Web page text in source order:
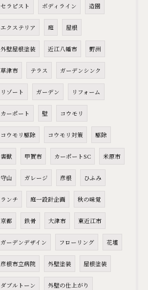
セラピスト ボディライン 造園
エクステリア 庭 屋根
外壁屋根塗装 近江八幡市 野洲
草津市 テラス ガーデンシンク
リゾート ガーデン リフォーム
カーポート 壁 コウモリ
コウモリ駆除 コウモリ対策 駆除
害獣 甲賀市 カーポートSC 米原市
守山 ガレージ 彦根 ひふみ
ランチ 庭一設計企画 秋の味覚
京都 鉄骨 大津市 東近江市
ガーデンデザイン フローリング 花壇
彦根市立病院 外壁塗装 屋根塗装
ダブルトーン 外壁の仕上がり